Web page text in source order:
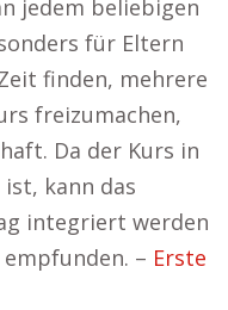
jedem beliebigen
für Eltern
finden, mehrere
freizumachen,
Da der Kurs in
kann das
integriert werden
– Erste